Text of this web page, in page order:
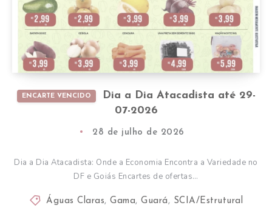
ENCARTE VENCIDO
Dia a Dia Atacadista até 29-
07-2026
28 de julho de 2026
Dia a Dia Atacadista: Onde a Economia Encontra a Variedade no
DF e Goiás Encartes de ofertas…
Águas Claras,Gama,Guará , SCIA/Estrutural